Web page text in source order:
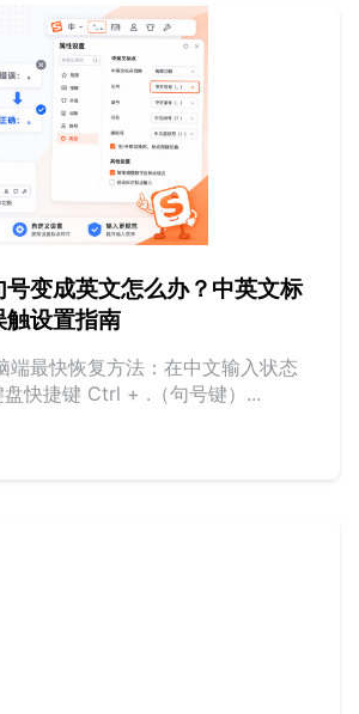
变成英文怎么办？中英文标
触设置指南
端最快恢复方法：在中文输入状态
快捷键 Ctrl + .（句号键）...